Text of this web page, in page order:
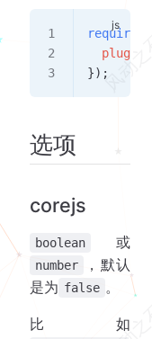
require
  plugins
});
选项
corejs
boolean 或
number
，默认
是为 false 。
比如